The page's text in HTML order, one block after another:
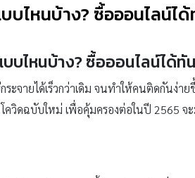
บไหนบ้าง? ซื้อออนไลน์ไ
บไหนบ้าง? ซื้อออนไลน์ได้ทั
ระจายได้เร็วกว่าเดิม จนทำให้คนติดกันง่า
วิดฉบับใหม่ เพื่อคุ้มครองต่อในปี 2565